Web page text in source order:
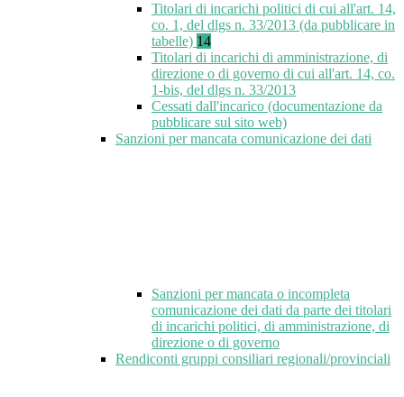
Titolari di incarichi politici di cui all'art. 14,
co. 1, del dlgs n. 33/2013 (da pubblicare in
tabelle) 14
Titolari di incarichi di amministrazione, di
direzione o di governo di cui all'art. 14, co.
1-bis, del dlgs n. 33/2013
Cessati dall'incarico (documentazione da
pubblicare sul sito web)
Sanzioni per mancata comunicazione dei dati
Sanzioni per mancata o incompleta
comunicazione dei dati da parte dei titolari
di incarichi politici, di amministrazione, di
direzione o di governo
Rendiconti gruppi consiliari regionali/provinciali